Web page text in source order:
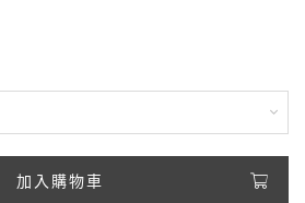
加入購物車